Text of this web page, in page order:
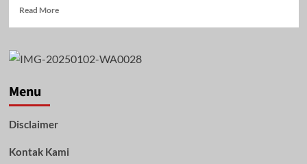
Read MoreRead
Bahri
Tanbu
Sosialisasi
Menu
Disclaimer
Kontak Kami